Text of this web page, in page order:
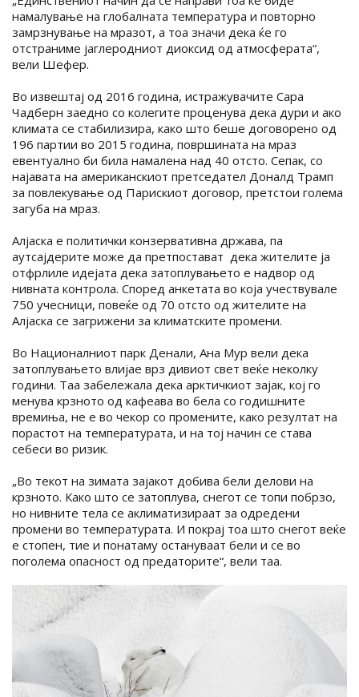
намалување на глобалната температура и повторно
замрзнување на мразот, а тоа значи дека ќе го
отстраниме јаглеродниот диоксид од атмосферата“,
вели Шефер.
Во извештај од 2016 година, истражувачите Сара
Чадберн заедно со колегите проценува дека дури и ако
климата се стабилизира, како што беше договорено од
196 партии во 2015 година, површината на мраз
евентуално би била намалена над 40 отсто. Сепак, со
најавата на американскиот претседател Доналд Трамп
за повлекување од Парискиот договор, претстои голема
загуба на мраз.
Алјаска е политички конзервативна држава, па
аутсајдерите може да претпостават дека жителите ја
отфрлиле идејата дека затоплувањето е надвор од
нивната контрола. Според анкетата во која учествувале
750 учесници, повеќе од 70 отсто од жителите на
Алјаска се загрижени за климатските промени.
Во Националниот парк Денали, Ана Мур вели дека
затоплувањето влијае врз дивиот свет веќе неколку
години. Таа забележала дека арктичкиот зајак, кој го
менува крзното од кафеава во бела со годишните
времиња, не е во чекор со промените, како резултат на
порастот на температурата, и на тој начин се става
себеси во ризик.
„Во текот на зимата зајакот добива бели делови на
крзното. Како што се затоплува, снегот се топи побрзо,
но нивните тела се аклиматизираат за одредени
промени во температурата. И покрај тоа што снегот веќе
е стопен, тие и понатаму остануваат бели и се во
поголема опасност од предаторите“, вели таа.